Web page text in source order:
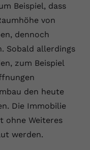
Beispiel, dass
von
dennoch
Sobald allerdings
zum Beispiel
den heute
Die Immobilie
ohne Weiteres
werden.